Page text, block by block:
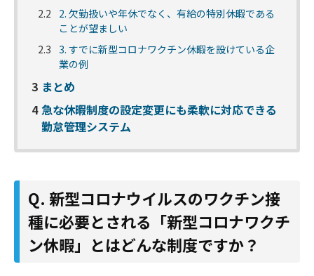
2.2
2. 欠勤扱いや年休でなく、有給の特別休暇である
ことが望ましい
2.3 3. すでに新型コロナワクチン休暇を設けている企
業の例
3 まとめ
4 急な休暇制度の設定変更にも柔軟に対応できる
勤怠管理システム
Q. 新型コロナウイルスのワクチン接
種に必要とされる「新型コロナワクチ
ン休暇」とはどんな制度ですか？